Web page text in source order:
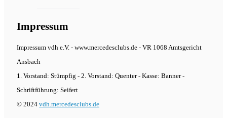
Impressum
Impressum vdh e.V. - www.mercedesclubs.de - VR 1068 Amtsgericht
Ansbach
1. Vorstand: Stümpfig - 2. Vorstand: Quenter - Kasse: Banner -
Schriftführung: Seifert
© 2024 vdh.mercedesclubs.de